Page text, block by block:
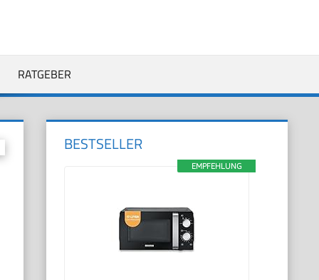
RATGEBER
BESTSELLER
EMPFEHLUNG